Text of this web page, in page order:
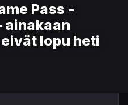
Pass -
ainakaan
lopu heti